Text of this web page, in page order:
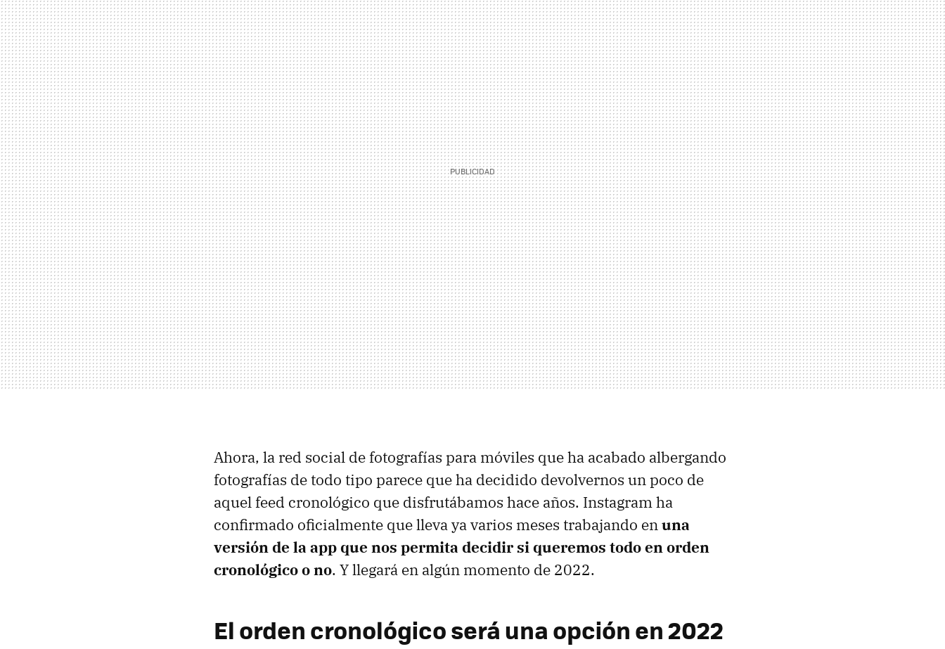
Ahora, la red social de fotografías para móviles que ha acabado albergando
fotografías de todo tipo parece que ha decidido devolvernos un poco de
aquel feed cronológico que disfrutábamos hace años. Instagram ha
confirmado oficialmente que lleva ya varios meses trabajando enuna
versión de la app que nos permita decidir si queremos todo en orden
cronológico o no. Y llegará en algún momento de 2022.
El orden cronológico será una opción en 2022